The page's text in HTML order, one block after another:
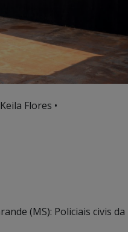
Flores •
(MS): Policiais civis da